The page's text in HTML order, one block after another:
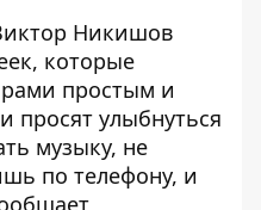
Никишов
которые
простым и
улыбнуться
музыку, не
по телефону, и